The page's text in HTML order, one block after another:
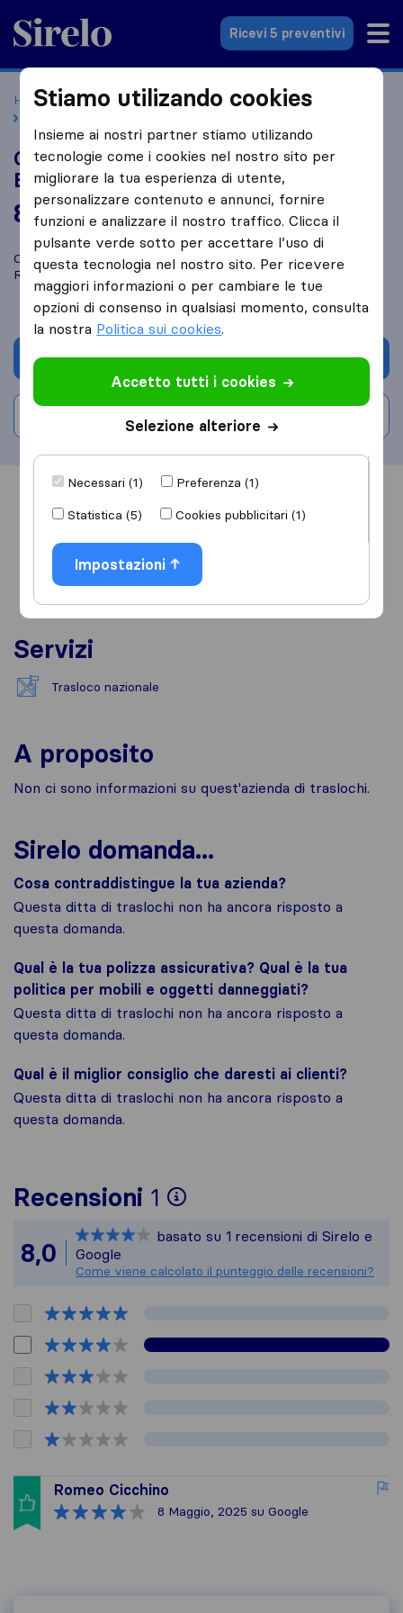
Sirelo.it
Ricevi 5 preventivi
Home Le 10 migliori aziende di traslochi in Italia
Coop. Europa 2000 Societa' Coop.
Europa 2000 A R.L.
8,0 basato su 1
recensioni di Sirelo e Google
i
Confronta Coop. Europa 2000 Societa' Coop. Europa 2000 A
R.L. con altreaziende di traslochi diFrosinone
Chiedi preventivo
Scrivi una recensione
Informazioni
Servizi
Trasloco nazionale
A proposito
Non ci sono informazioni su quest'azienda di traslochi.
Sirelo domanda...
Cosa contraddistingue la tua azienda?
Questa ditta di traslochi non ha ancora risposto a
questa domanda.
Qual è la tua polizza assicurativa? Qual è la tua
politica per mobili e oggetti danneggiati?
Questa ditta di traslochi non ha ancora risposto a
questa domanda.
Qual è il miglior consiglio che daresti ai clienti?
Questa ditta di traslochi non ha ancora risposto a
questa domanda.
Recensioni 1
Per avere un
Tutte le recensioni
8,0
basato su 1 recensioni di Sirelo e
Google
Come viene calcolato il punteggio delle recensioni?
Romeo Cicchino
8 Maggio, 2025 su Google
Stiamo utilizando cookies
Insieme ai nostri partner stiamo utilizando
tecnologie come i cookies nel nostro sito per
migliorare la tua esperienza di utente,
personalizzare contenuto e annunci, fornire
funzioni e analizzare il nostro traffico. Clicca il
pulsante verde sotto per accettare l’uso di
questa tecnologia nel nostro sito. Per ricevere
maggiori informazioni o per cambiare le tue
opzioni di consenso in qualsiasi momento, consulta
la nostra Politica sui cookies.
Accetto tutti i cookies
Selezione alteriore
Necessari (1)
Preferenza (1)
Statistica (5)
Cookies pubblicitari (1)
Impostazioni